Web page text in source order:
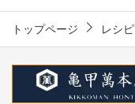
トップページ レシピ